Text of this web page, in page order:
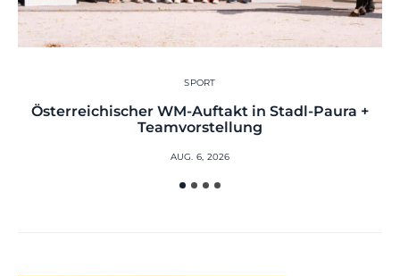
SPORT
Österreichischer WM-Auftakt in Stadl-Paura +
Teamvorstellung
AUG. 6, 2026